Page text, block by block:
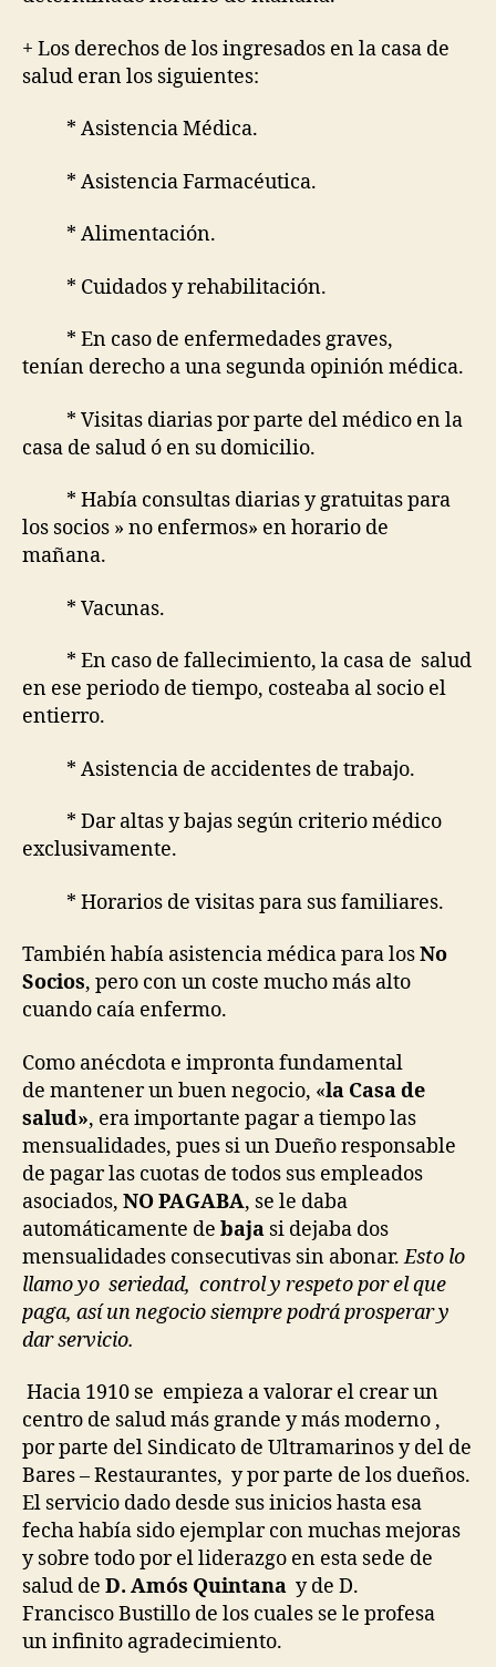
+ Los derechos de los ingresados en la casa de
salud eran los siguientes:
* Asistencia Médica.
* Asistencia Farmacéutica.
* Alimentación.
* Cuidados y rehabilitación.
* En caso de enfermedades graves,
tenían derecho a una segunda opinión médica.
* Visitas diarias por parte del médico en la
casa de salud ó en su domicilio.
* Había consultas diarias y gratuitas para
los socios » no enfermos» en horario de
mañana.
* Vacunas.
* En caso de fallecimiento, la casa de salud
en ese periodo de tiempo, costeaba al socio el
entierro.
* Asistencia de accidentes de trabajo.
* Dar altas y bajas según criterio médico
exclusivamente.
* Horarios de visitas para sus familiares.
También había asistencia médica para losNo
Socios, pero con un coste mucho más alto
cuando caía enfermo.
Como anécdota e impronta fundamental
de mantener un buen negocio, «la Casa de
salud», era importante pagar a tiempo las
mensualidades, pues si un Dueño responsable
de pagar las cuotas de todos sus empleados
asociados, NO PAGABA, se le daba
automáticamente de baja si dejaba dos
mensualidades consecutivas sin abonar.Esto lo
llamo yo seriedad, control y respeto por el que
paga, así un negocio siempre podrá prosperar y
dar servicio.
Hacia 1910 se empieza a valorar el crear un
centro de salud más grande y más moderno ,
por parte del Sindicato de Ultramarinos y del de
Bares – Restaurantes, y por parte de los dueños.
El servicio dado desde sus inicios hasta esa
fecha había sido ejemplar con muchas mejoras
y sobre todo por el liderazgo en esta sede de
salud de D. Amós Quintana y de D.
Francisco Bustillo de los cuales se le profesa
un infinito agradecimiento.